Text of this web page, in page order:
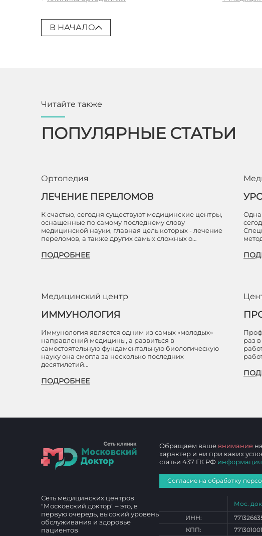
В НАЧАЛО
Читайте также
ПОПУЛЯРНЫЕ СТАТЬИ
Ортопедия
ЛЕЧЕНИЕ ПЕРЕЛОМОВ
К счастью, сегодня существуют медицинские центры,
оснащенные по самому последнему слову
медицинской науки, главная цель которых - лечение
переломов, а также других самых сложных о…
ПОДРОБНЕЕ
Одна
Медицинский центр
ИММУНОЛОГИЯ
Иммунология является одним из самых «молодых»
направлений медицины, а развиться в
самостоятельную фундаментальную биологическую
науку она смогла за несколько последних
десятилетий…
ПОДРОБНЕЕ
раз
Сеть медицинских центров
"Московский доктор" – это, в
первую очередь, высокий уровень
обслуживания и здоровье
пациентов
Обращаем ваше внимание
характер и ни при каких
статьи 437 ГК РФ информация
Согласие на обработку
ИНН:
КПП:
Мос.
771301001